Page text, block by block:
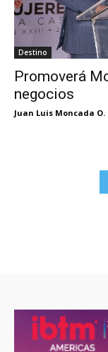
Destino
Promoverá
negocios
Juan Luis Moncada O.